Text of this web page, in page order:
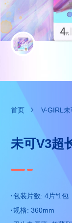
首页 V-GIRL未
未可V3超
·包装片数: 4片*1包
·规格: 360mm